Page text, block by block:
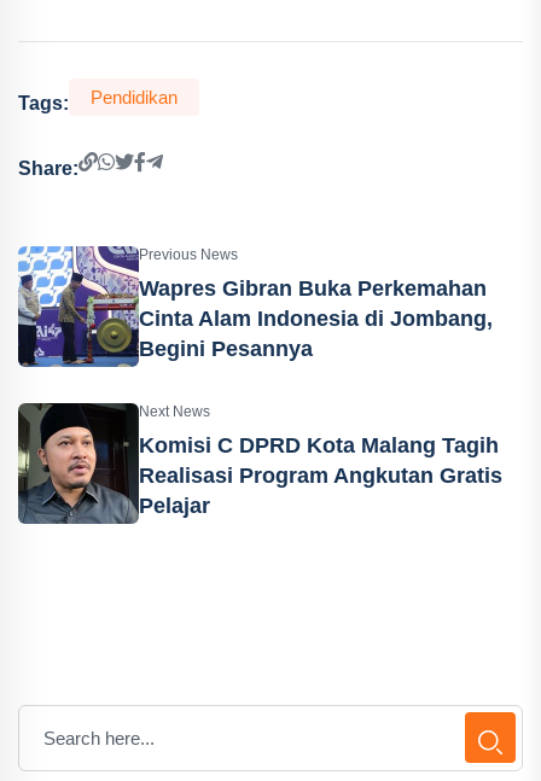
Tags: Pendidikan
Share:
Previous News
Wapres Gibran Buka Perkemahan
Cinta Alam Indonesia di Jombang,
Begini Pesannya
Next News
Komisi C DPRD Kota Malang Tagih
Realisasi Program Angkutan Gratis
Pelajar